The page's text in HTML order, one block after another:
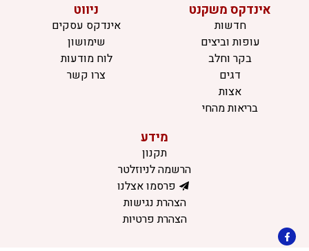
אינדקס משקנט
חדשות
עופות וביצים
בקר וחלב
דגים
אצות
בריאות מהחי
ניווט
אינדקס עסקים
שימושון
לוח מודעות
צרו קשר
מידע
תקנון
הרשמה לניוזלטר
פרסמו אצלנו
הצהרת נגישות
הצהרת פרטיות